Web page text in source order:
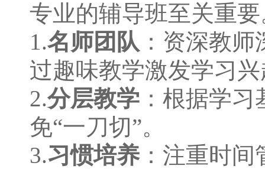
专业的辅导班至关重
1.名师团队 ：资深教
过趣味教学激发学习
2.分层教学 ：根据学
免“一刀切”。
3.习惯培养：注重时间